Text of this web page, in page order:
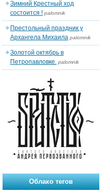
Зимний Крестный ход
состоится ! palomnik
Престольный праздник у
Архангела Михаила palomnik
Золотой октябрь в
Петропавловке. palomnik
Облако тегов